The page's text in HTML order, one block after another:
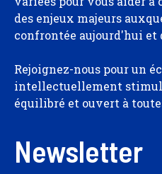
des enjeux majeurs
confrontée aujourd'hui et
Rejoignez-nous pour un
intellectuellement
équilibré et ouvert à
Newsletter